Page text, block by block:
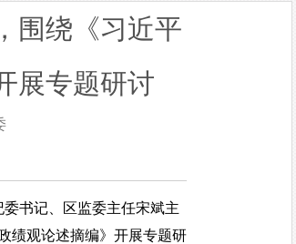
围绕《习近平
展专题研讨
书记、区监委主任宋斌主
绩观论述摘编》开展专题研